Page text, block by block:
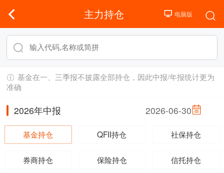
主力持仓
基金在一、三季报不披露全部持仓，因此中报/年报统计更为
准确
2026年中报 2026-06-30
基金持仓 QFII持仓 社保持仓
券商持仓 保险持仓 信托持仓